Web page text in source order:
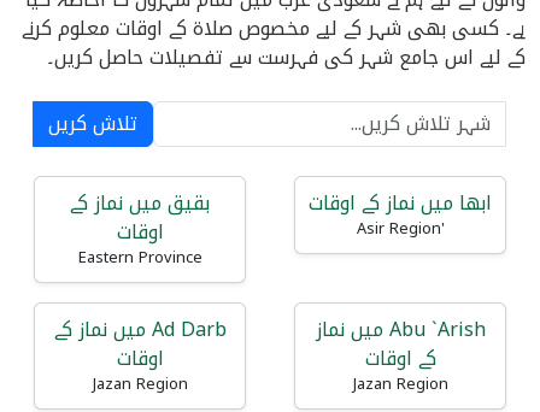
ہے۔ کسی بھی شہر کے لیے مخصوص صلاۃ کے اوقات معلوم کرنے
کے لیے اس جامع شہر کی فہرست سے تفصیلات حاصل کریں۔
تلاش کریں
ابھا میں نماز کے اوقات
'Asir Region
بقیق میں نماز کے
اوقات
Eastern Province
Abu `Arish میں نماز
کے اوقات
Jazan Region
Ad Darb میں نماز کے
اوقات
Jazan Region